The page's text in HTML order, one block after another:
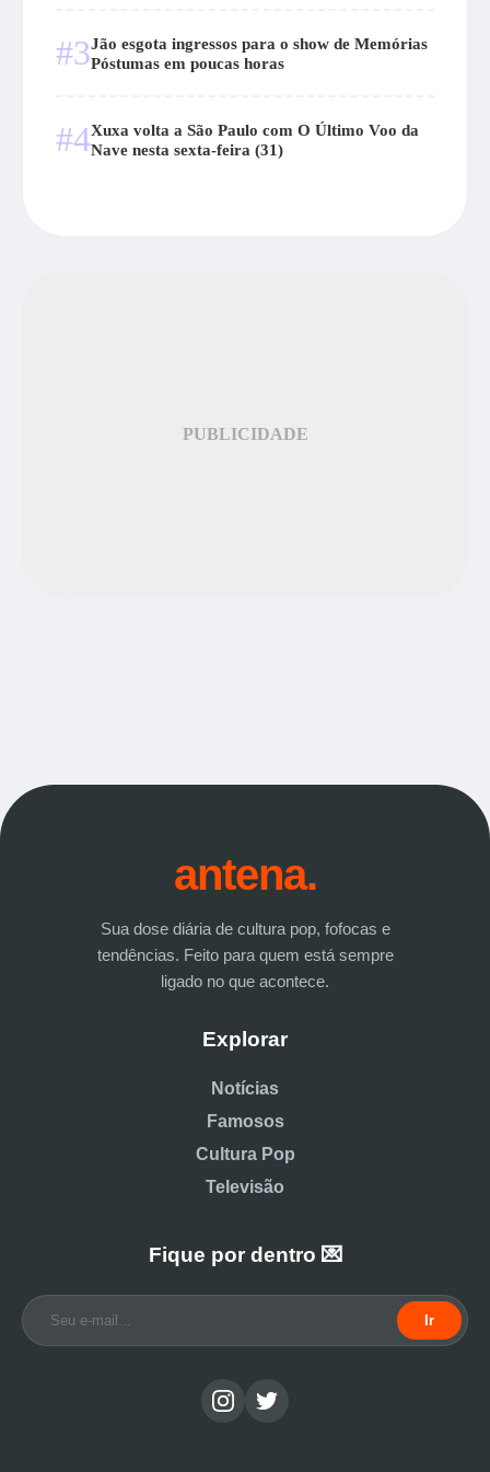
#3Jão esgota ingressos para o show de Memórias
Póstumas em poucas horas
#4Xuxa volta a São Paulo com O Último Voo da
Nave nesta sexta-feira (31)
PUBLICIDADE
antena.
Sua dose diária de cultura pop, fofocas e
tendências. Feito para quem está sempre
ligado no que acontece.
Explorar
Notícias
Famosos
Cultura Pop
Televisão
Fique por dentro 💌
Ir